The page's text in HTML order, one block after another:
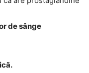
de sânge